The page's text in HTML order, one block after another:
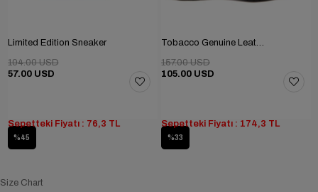
Limited Edition Sneaker
57.00 USD
104.00 USD
%45
Sepetteki Fiyatı : 76,3 TL
Tobacco Genuine Leather Men's Boots
105.00 USD
157.00 USD
%33
Sepetteki Fiyatı : 174,3 TL
Size Chart